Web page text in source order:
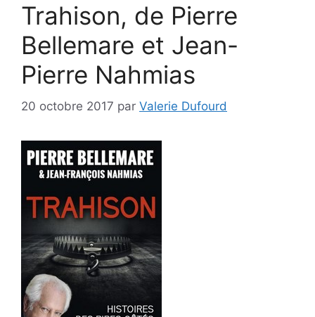
Trahison, de Pierre
Bellemare et Jean-
Pierre Nahmias
20 octobre 2017 par Valerie Dufourd